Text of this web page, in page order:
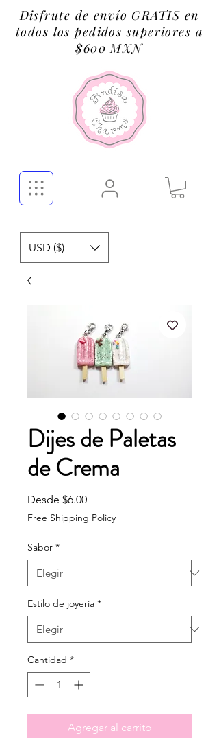
USD ($)
Disfrute de envío GRATIS en
todos los pedidos superiores a
$600 MXN
Dijes de Paletas
de Crema
Desde $6.00Precio de oferta
Free Shipping Policy
Sabor *
Estilo de joyería *
Cantidad *
Agregar al carrito